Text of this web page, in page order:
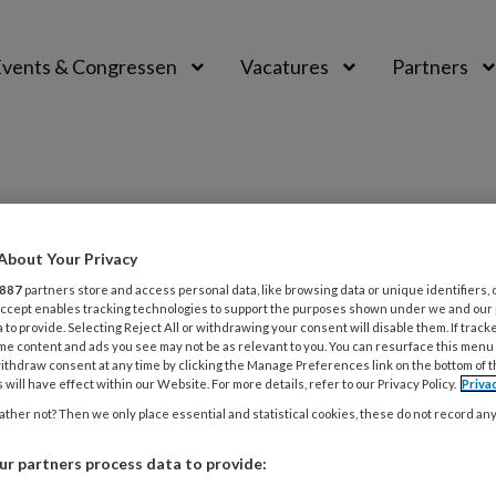
& Congressen Vacatures Partners
2022 NIEUWS PEDAGOGIEK
tijdens klimaatverandering:
je hier in de kinderopvang mee
Your Privacy
887 partners store and access personal data, like browsing data or unique identifiers,
enables tracking technologies to support the purposes shown under we and
to provide. Selecting Reject All or withdrawing your consent will disable them. If
content and ads you see may not be as relevant to you. You can resurface this
consent at any time by clicking the Manage Preferences link on the bottom of
will have effect within our Website. For more details, refer to our Privacy Policy.
not? Then we only place essential and statistical cookies, these do not record
partners process data to provide: